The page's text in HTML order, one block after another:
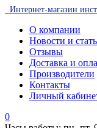
Интернет-магазин
О компании
Новости и
Отзывы
Доставка и
Производители
Контакты
Личный
0